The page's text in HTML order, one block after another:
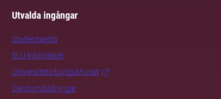
Utvalda ingångar
Studentwebb
SLU-biblioteket
Universitetsdjursjukhuset
Centrumbildningar